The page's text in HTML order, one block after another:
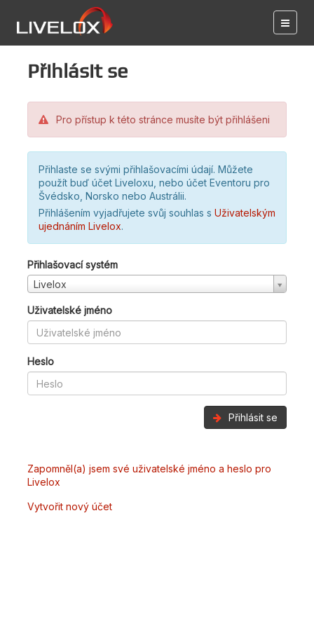
Přihlásit se
Pro přístup k této stránce musíte být přihlášeni
Přihlaste se svými přihlašovacími údají. Můžete
použít buď účet Liveloxu, nebo účet Eventoru pro
Švédsko, Norsko nebo Austrálii.
Přihlášením vyjadřujete svůj souhlas s Uživatelským
ujednáním Livelox.
Přihlašovací systém
Livelox
Uživatelské jméno
Heslo
Přihlásit se
Zapomněl(a) jsem své uživatelské jméno a heslo pro
Livelox
Vytvořit nový účet